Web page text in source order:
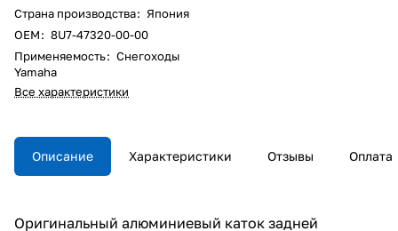
Страна производства: Япония
ОЕM: 8U7-47320-00-00
Применяемость: Снегоходы
Yamaha
Все характеристики
Описание Характеристики Отзывы Оплата
Оригинальный алюминиевый каток задней